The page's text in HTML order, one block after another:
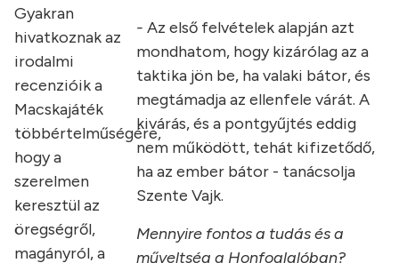
Gyakran
hivatkoznak az
irodalmi
recenzióik a
Macskajáték
többértelműségére,
hogy a
szerelmen
keresztül az
öregségről,
magányról, a
- Az első felvételek alapján azt
mondhatom, hogy kizárólag az a
taktika jön be, ha valaki bátor, és
megtámadja az ellenfele várát. A
kivárás, és a pontgyűjtés eddig
nem működött, tehát kifizetődő,
ha az ember bátor - tanácsolja
Szente Vajk.
Mennyire fontos a tudás és a
műveltség a Honfoglalóban?